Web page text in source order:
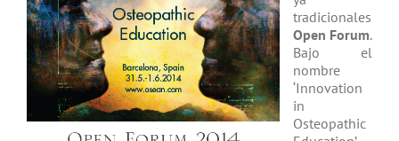
tradicionales
Open Forum.
Bajo el
nombre
‘Innovation
in
Osteopathic